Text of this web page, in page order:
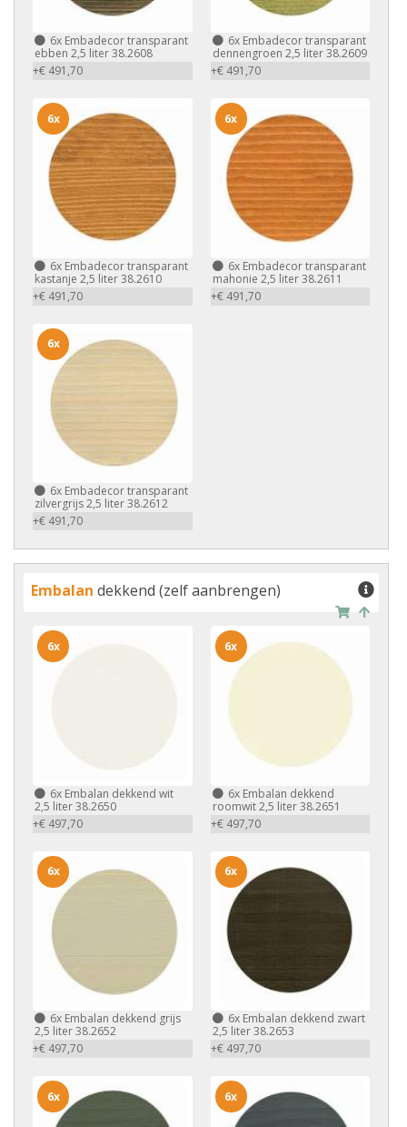
6x Embadecor transparant
ebben 2,5 liter 38.2608
+€ 491,70
6xEmbadecor transparant
dennengroen 2,5 liter 38.2609
+€ 491,70
6x Embadecor transparant
kastanje 2,5 liter 38.2610
+€ 491,70
6x
6xEmbadecor transparant
mahonie 2,5 liter 38.2611
+€ 491,70
6x
6x Embadecor transparant
zilvergrijs 2,5 liter 38.2612
+€ 491,70
6x
Embalan dekkend (zelf aanbrengen)
6x Embalan dekkend wit
2,5 liter 38.2650
+€ 497,70
6x
6xEmbalan dekkend
roomwit 2,5 liter 38.2651
+€ 497,70
6x
6x Embalan dekkend grijs
2,5 liter 38.2652
+€ 497,70
6x
6xEmbalan dekkend zwart
2,5 liter 38.2653
+€ 497,70
6x
6x 6x